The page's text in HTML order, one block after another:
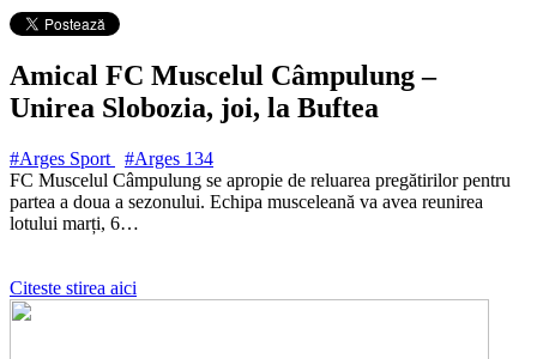
Amical FC Muscelul Câmpulung –
Unirea Slobozia, joi, la Buftea
#Arges Sport #Arges 134
FC Muscelul Câmpulung se apropie de reluarea pregătirilor pentru
partea a doua a sezonului. Echipa musceleană va avea reunirea
lotului marți, 6…
Citeste stirea aici